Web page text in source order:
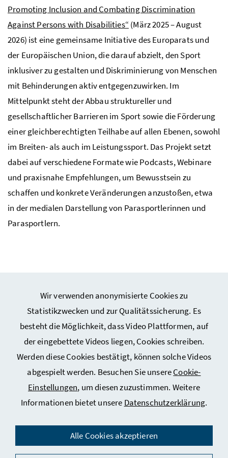
Wir verwenden anonymisierte Cookies zu
Statistikzwecken und zur Qualitätssicherung. Es
besteht die Möglichkeit, dass Video Plattformen, auf
der eingebettete Videos liegen, Cookies schreiben.
Werden diese Cookies bestätigt, können solche Videos
abgespielt werden. Besuchen Sie unsereCookie-
Einstellungen, um diesen zuzustimmen. Weitere
Informationen bietet unsere Datenschutzerklärung.
Alle Cookies akzeptieren
Promoting Inclusion and Combating Discrimination
Against Persons with Disabilities“ (März 2025 – August
2026) ist eine gemeinsame Initiative des Europarats und
der Europäischen Union, die darauf abzielt, den Sport
inklusiver zu gestalten und Diskriminierung von Menschen
mit Behinderungen aktiv entgegenzuwirken. Im
Mittelpunkt steht der Abbau struktureller und
gesellschaftlicher Barrieren im Sport sowie die Förderung
einer gleichberechtigten Teilhabe auf allen Ebenen, sowohl
im Breiten- als auch im Leistungssport. Das Projekt setzt
dabei auf verschiedene Formate wie Podcasts, Webinare
und praxisnahe Empfehlungen, um Bewusstsein zu
schaffen und konkrete Veränderungen anzustoßen, etwa
in der medialen Darstellung von Parasportlerinnen und
Parasportlern.
Webseiten Kunst und Kultur
Webseiten Sport
Service
Datenschutz
Kontakt